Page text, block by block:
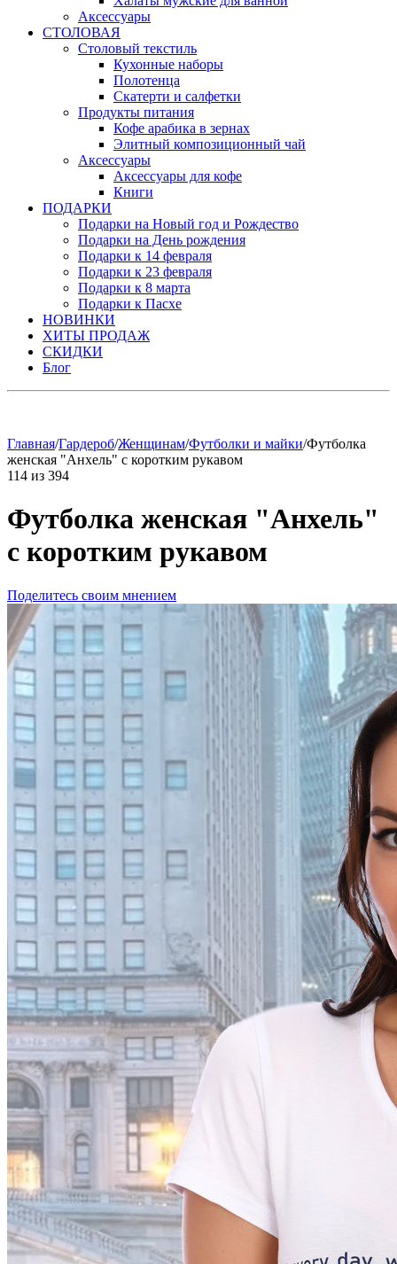
Аксессуары
СТОЛОВАЯ
Столовый текстиль
Кухонные наборы
Полотенца
Скатерти и салфетки
Продукты питания
Кофе арабика в зернах
Элитный композиционный чай
Аксессуары
Аксессуары для кофе
Книги
ПОДАРКИ
Подарки на Новый год и Рождество
Подарки на День рождения
Подарки к 14 февраля
Подарки к 23 февраля
Подарки к 8 марта
Подарки к Пасхе
НОВИНКИ
ХИТЫ ПРОДАЖ
СКИДКИ
Блог
Главная/Гардероб/Женщинам/Футболки и майки/Футболка
женская "Анхель" с коротким рукавом
114 из 394
Футболка женская "Анхель"
с коротким рукавом
Поделитесь своим мнением